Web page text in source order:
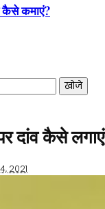
कैसे कमाएं?
दांव कैसे लगाएं
2021